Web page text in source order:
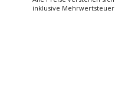
inklusive Mehrwertsteuer